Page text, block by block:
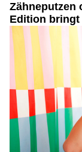
Zähneputzen
Edition bringt